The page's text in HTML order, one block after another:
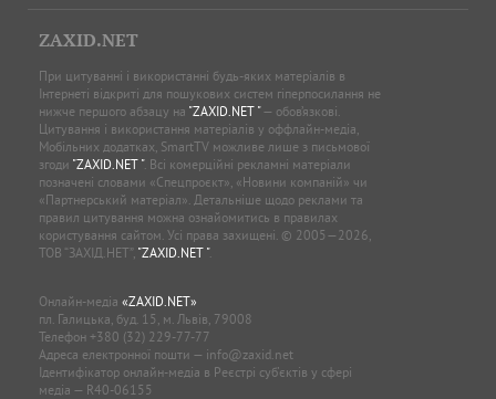
ZAXID.NET
При цитуванні і використанні будь-яких матеріалів в
Інтернеті відкриті для пошукових систем гіперпосилання не
нижче першого абзацу на "ZAXID.NET "— обов’язкові.
Цитування і використання матеріалів у оффлайн-медіа,
Мобільних додатках, SmartTV можливе лише з письмової
згоди "ZAXID.NET ". Всі комерційні рекламні матеріали
позначені словами «Спецпроєкт», «Новини компаній» чи
«Партнерський матеріал». Детальніше щодо реклами та
правил цитування можна ознайомитись в правилах
користування сайтом. Усі права захищені. © 2005—2026,
ТОВ “ЗАХІД.НЕТ”, "ZAXID.NET ".
Онлайн-медіа «ZAXID.NET»
пл. Галицька, буд. 15, м. Львів, 79008
Телефон +380 (32) 229-77-77
Адреса електронної пошти — info@zaxid.net
Ідентифікатор онлайн-медіа в Реєстрі суб'єктів у сфері
медіа — R40-06155